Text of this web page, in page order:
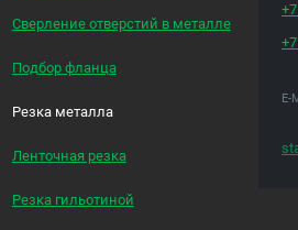
Сверление отверстий в металле
Подбор фланца
Резка металла
Ленточная резка
Резка гильотиной
E-